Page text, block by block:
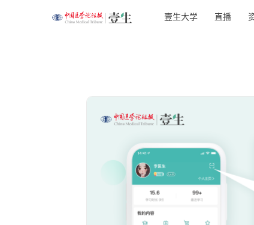
壹生大学 直播